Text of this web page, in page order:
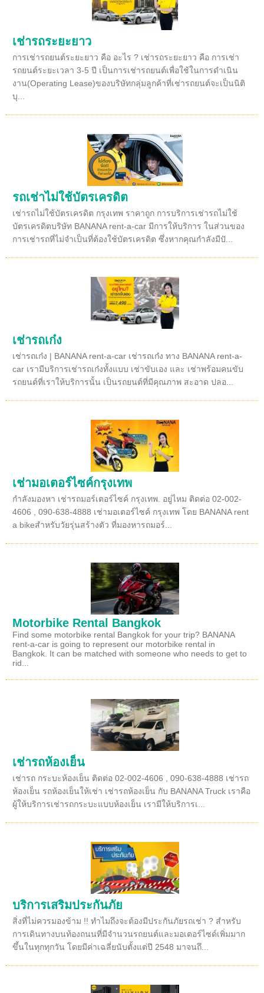
เช่ารถระยะยาว
การเช่ารถยนต์ระยะยาว คือ อะไร ? เช่ารถระยะยาว คือ การเช่า
รถยนต์ระยะเวลา 3-5 ปี เป็นการเช่ารถยนต์เพื่อใช้ในการดำเนิน
งาน(Operating Lease)ของบริษัทกลุ่มลูกค้าที่เช่ารถยนต์จะเป็นนิติ
บุ...
รถเช่าไม่ใช้บัตรเครดิต
เช่ารถไม่ใช้บัตรเครดิต กรุงเทพ ราคาถูก การบริการเช่ารถไม่ใช้
บัตรเครดิตบริษัท BANANA rent-a-car มีการให้บริการ ในส่วนของ
การเช่ารถที่ไม่จำเป็นที่ต้องใช้บัตรเครดิต ซึ่งหากคุณกำลังมีปั...
เช่ารถเก๋ง
เช่ารถเก๋ง | BANANA rent-a-car เช่ารถเก๋ง ทาง BANANA rent-a-
car เรามีบริการเช่ารถเก๋งทั้งแบบ เช่าขับเอง และ เช่าพร้อมคนขับ
รถยนต์ที่เราให้บริการนั้น เป็นรถยนต์ที่มีคุณภาพ สะอาด ปลอ...
เช่ามอเตอร์ไซค์กรุงเทพ
กำลังมองหา เช่ารถมอร์เตอร์ไซค์ กรุงเทพ. อยู่ไหม ติดต่อ 02-002-
4606 , 090-638-4888 เช่ามอเตอร์ไซค์ กรุงเทพ โดย BANANA rent
a bikeสำหรับวัยรุ่นสร้างตัว ที่มองหารถมอร์...
Motorbike Rental Bangkok
Find some motorbike rental Bangkok for your trip? BANANA
rent-a-car is going to represent our motorbike rental in
Bangkok. It can be matched with someone who needs to get to
rid...
เช่ารถห้องเย็น
เช่ารถ กระบะห้องเย็น ติดต่อ 02-002-4606 , 090-638-4888 เช่ารถ
ห้องเย็น รถห้องเย็นให้เช่า เช่ารถห้องเย็น กับ BANANA Truck เราคือ
ผู้ให้บริการเช่ารถกระบะแบบห้องเย็น เรามีให้บริการเ...
บริการเสริมประกันภัย
สิ่งที่ไม่ควรมองข้าม !! ทำไมถึงจะต้องมีประกันภัยรถเช่า ? สำหรับ
การเดินทางบนท้องถนนที่มีจำนวนรถยนต์และมอเตอร์ไซด์เพิ่มมาก
ขึ้นในทุกทุกวัน โดยมีค่าเฉลี่ยนับตั้งแต่ปี 2548 มาจนถึ...